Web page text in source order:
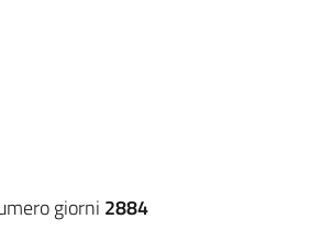
giorni 2884